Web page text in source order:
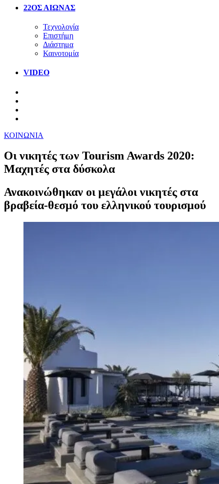
22ΟΣ ΑΙΩΝΑΣ
Τεχνολογία
Επιστήμη
Διάστημα
Καινοτομία
VIDEO
ΚΟΙΝΩΝΙΑ
Οι νικητές των Tourism Awards 2020:
Μαχητές στα δύσκολα
Ανακοινώθηκαν οι μεγάλοι νικητές στα
βραβεία-θεσμό του ελληνικού τουρισμού